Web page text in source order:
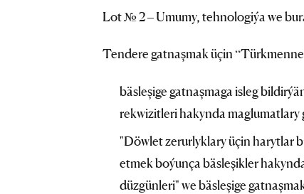
Lot № 2 – Umumy, tehnologiýa we
Tendere gatnaşmak üçin
bäsleşige gatnaşmaga isleg
rekwizitleri hakynda maglumatlary
"Döwlet zerurlyklary üçin harytlar
etmek boýunça bäsleşikler
düzgünleri" we bäsleşige